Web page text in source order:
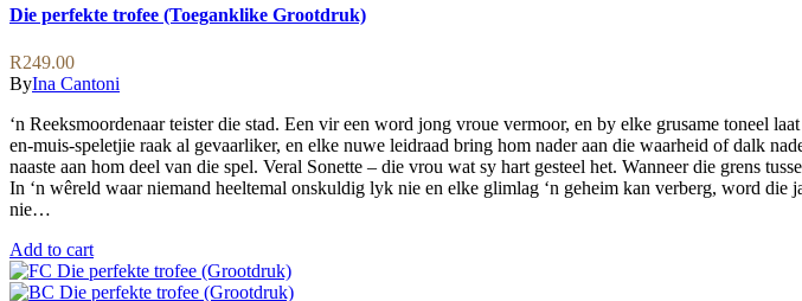
Die perfekte trofee (Toeganklike Grootdruk)
R249.00
ByIna Cantoni
‘n Reeksmoordenaar teister die stad. Een vir een word jong vroue vermoor, en by elke grusame toneel
en-muis-speletjie raak al gevaarliker, en elke nuwe leidraad bring hom nader aan die waarheid of dalk
naaste aan hom deel van die spel. Veral Sonette – die vrou wat sy hart gesteel het. Wanneer die grens
In ‘n wêreld waar niemand heeltemal onskuldig lyk nie en elke glimlag ‘n geheim kan verberg, word
nie…
Add to cart